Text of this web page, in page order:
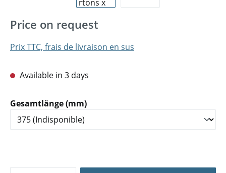
Price on request
Prix TTC, frais de livraison en sus
Available in 3 days
Sélectionnez
Gesamtlänge (mm)